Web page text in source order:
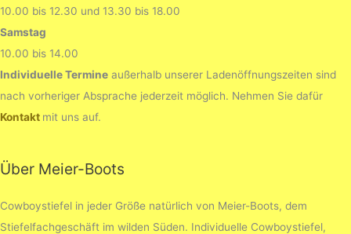
10.00 bis 12.30 und 13.30 bis 18.00
Samstag
10.00 bis 14.00
Individuelle Termine außerhalb unserer Ladenöffnungszeiten sind
nach vorheriger Absprache jederzeit möglich. Nehmen Sie dafür
Kontakt mit uns auf.
Über Meier-Boots
Cowboystiefel in jeder Größe natürlich von Meier-Boots, dem
Stiefelfachgeschäft im wilden Süden. Individuelle Cowboystiefel,